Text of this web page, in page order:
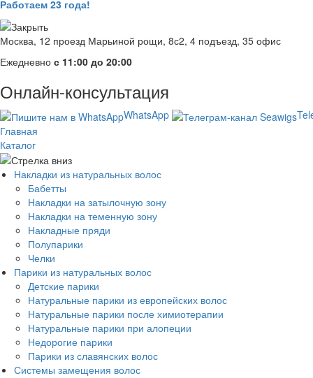
Работаем 23 года!
Москва, 12 проезд Марьиной рощи, 8с2, 4 подъезд, 35 офис
Ежедневно с 11:00 до 20:00
Онлайн-консультация
WhatsApp
Главная
Каталог
Накладки из натуральных волос
Бабетты
Накладки на затылочную зону
Накладки на теменную зону
Накладные пряди
Полупарики
Челки
Парики из натуральных волос
Детские парики
Натуральные парики из европейских волос
Натуральные парики после химиотерапии
Натуральные парики при алопеции
Недорогие парики
Парики из славянских волос
Системы замещения волос